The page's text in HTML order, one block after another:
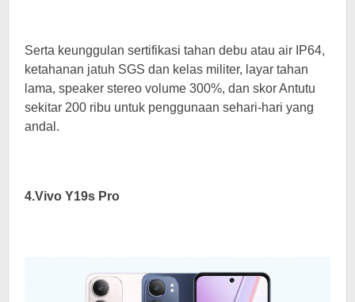
Serta keunggulan sertifikasi tahan debu atau air IP64,
ketahanan jatuh SGS dan kelas militer, layar tahan
lama, speaker stereo volume 300%, dan skor Antutu
sekitar 200 ribu untuk penggunaan sehari-hari yang
andal.
4.Vivo Y19s Pro